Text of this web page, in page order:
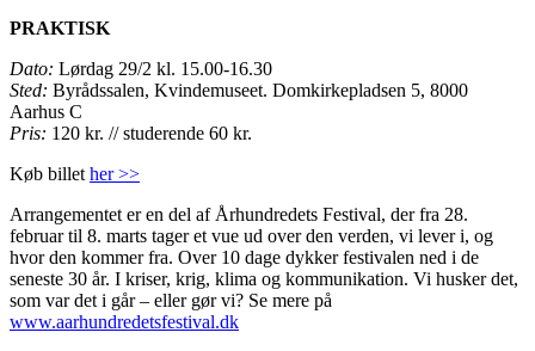
PRAKTISK
Dato: Lørdag 29/2 kl. 15.00-16.30
Sted: Byrådssalen, Kvindemuseet. Domkirkepladsen 5, 8000
Aarhus C
Pris: 120 kr. // studerende 60 kr.
Køb billet her >>
Arrangementet er en del af Århundredets Festival, der fra 28.
februar til 8. marts tager et vue ud over den verden, vi lever i, og
hvor den kommer fra. Over 10 dage dykker festivalen ned i de
seneste 30 år. I kriser, krig, klima og kommunikation. Vi husker det,
som var det i går – eller gør vi? Se mere på
www.aarhundredetsfestival.dk